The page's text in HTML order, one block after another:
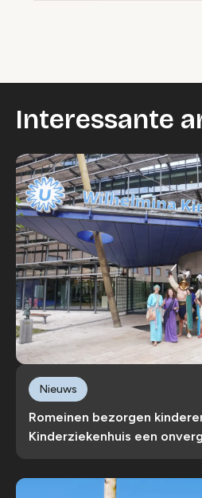
Interessante
Romeinen bezorgen
Kinderziekenhuis een
Nieuws